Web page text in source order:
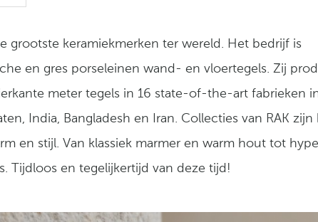
grootste keramiekmerken ter wereld. Het bedrijf is
en gres porseleinen wand- en vloertegels. Zij
meter tegels in 16 state-of-the-art fabrieken
India, Bangladesh en Iran. Collecties van RAK
en stijl. Van klassiek marmer en warm hout tot
Tijdloos en tegelijkertijd van deze tijd!